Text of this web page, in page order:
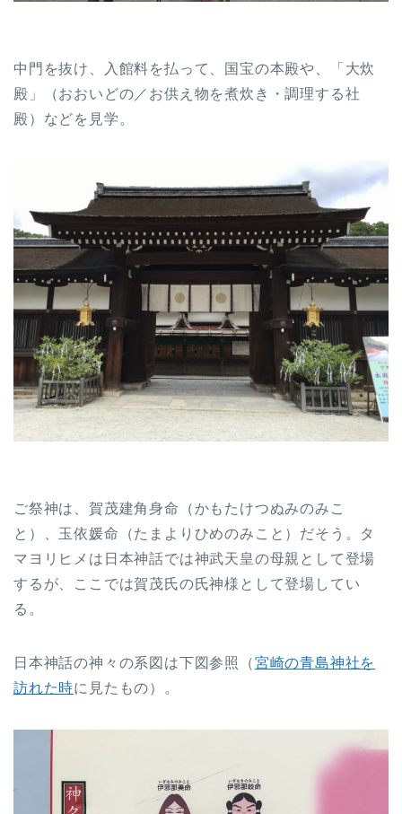
中門を抜け、入館料を払って、国宝の本殿や、「大炊
殿」（おおいどの／お供え物を煮炊き・調理する社
殿）などを見学。
ご祭神は、賀茂建角身命（かもたけつぬみのみこ
と）、玉依媛命（たまよりひめのみこと）だそう。タ
マヨリヒメは日本神話では神武天皇の母親として登場
するが、ここでは賀茂氏の氏神様として登場してい
る。
日本神話の神々の系図は下図参照（宮崎の青島神社を
訪れた時に見たもの）。